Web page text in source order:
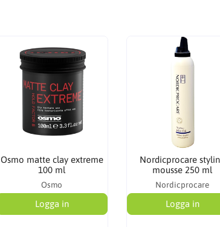
Osmo matte clay extreme
100 ml
Osmo
Logga in
Nordicprocare
mousse 250 ml
Nordicprocare
Logga in